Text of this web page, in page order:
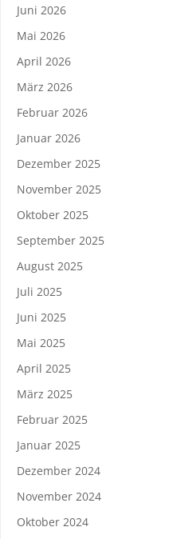
Juni 2026
Mai 2026
April 2026
März 2026
Februar 2026
Januar 2026
Dezember 2025
November 2025
Oktober 2025
September 2025
August 2025
Juli 2025
Juni 2025
Mai 2025
April 2025
März 2025
Februar 2025
Januar 2025
Dezember 2024
November 2024
Oktober 2024